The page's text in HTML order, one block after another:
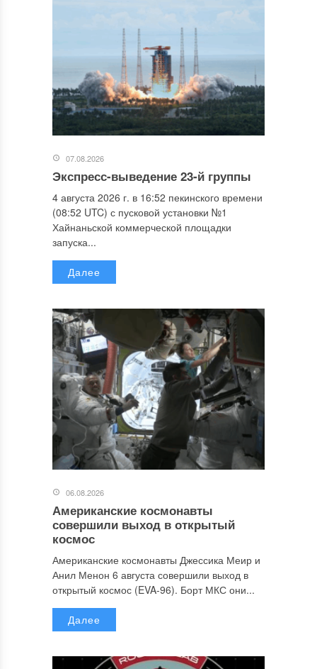
07.08.2026
Экспресс-выведение 23-й группы
4 августа 2026 г. в 16:52 пекинского времени
(08:52 UTC) с пусковой установки №1
Хайнаньской коммерческой площадки
запуска...
Далее
06.08.2026
Американские космонавты
совершили выход в открытый
космос
Американские космонавты Джессика Меир и
Анил Менон 6 августа совершили выход в
открытый космос (EVA-96). Борт МКС они...
Далее